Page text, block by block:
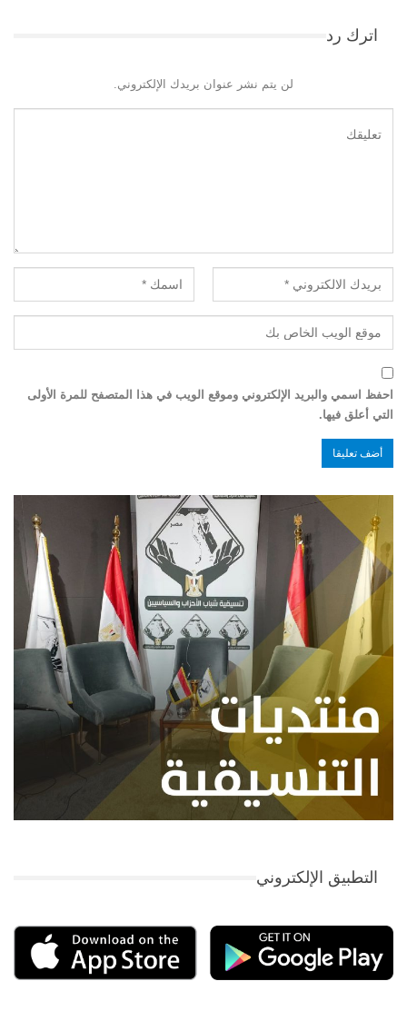
اترك رد
لن يتم نشر عنوان بريدك الإلكتروني.
احفظ اسمي والبريد الإلكتروني وموقع الويب في هذا المتصفح للمرة الأولى
التي أعلق فيها.
التطبيق الإلكتروني